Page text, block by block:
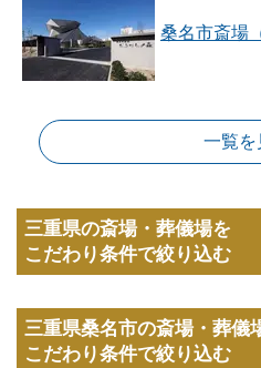
桑名市斎場
一覧を
三重県の斎場・葬儀場を
こだわり条件で絞り込む
三重県桑名市の斎場・葬儀
こだわり条件で絞り込む